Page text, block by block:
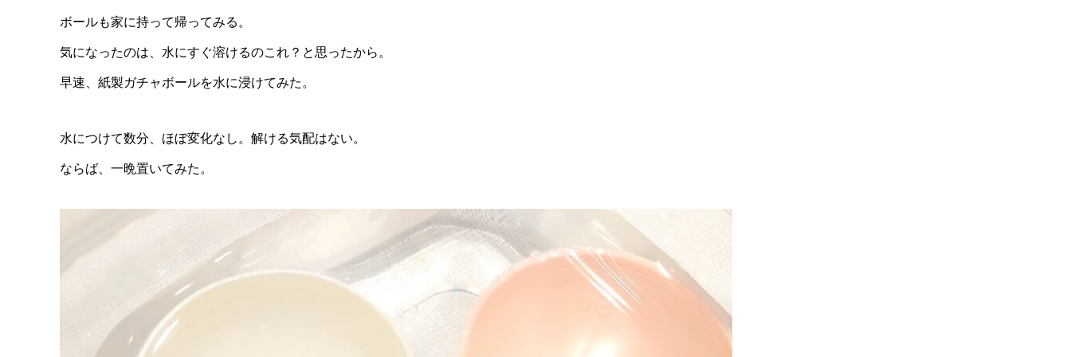
ボールも家に持って帰ってみる。
気になったのは、水にすぐ溶けるのこれ？と思ったから。
早速、紙製ガチャボールを水に浸けてみた。
水につけて数分、ほぼ変化なし。解ける気配はない。
ならば、一晩置いてみた。